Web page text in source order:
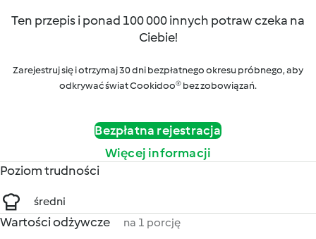
Ten przepis i ponad 100 000 innych potraw czeka na
Ciebie!
Zarejestruj się i otrzymaj 30 dni bezpłatnego okresu próbnego, aby
odkrywać świat Cookidoo® bez zobowiązań.
Bezpłatna rejestracja
Więcej informacji
Poziom trudności
średni
Wartości odżywcze na 1 porcję